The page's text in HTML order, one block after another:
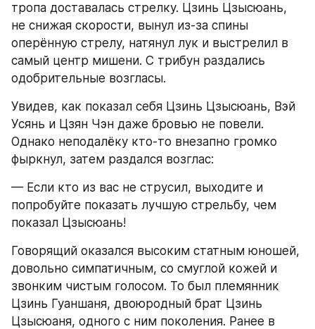
тропа доставалась стрелку. Цзинь Цзысюань,
не снижая скорости, вынул из-за спины
оперённую стрелу, натянул лук и выстрелил в
самый центр мишени. С трибун раздались
одобрительные возгласы.
Увидев, как показал себя Цзинь Цзысюань, Вэй
Усянь и Цзян Чэн даже бровью не повели.
Однако неподалёку кто-то внезапно громко
фыркнул, затем раздался возглас:
— Если кто из вас не струсил, выходите и
попробуйте показать лучшую стрельбу, чем
показал Цзысюань!
Говорящий оказался высоким статным юношей,
довольно симпатичным, со смуглой кожей и
звонким чистым голосом. То был племянник
Цзинь Гуаншаня, двоюродный брат Цзинь
Цзысюаня, одного с ним поколения. Ранее в